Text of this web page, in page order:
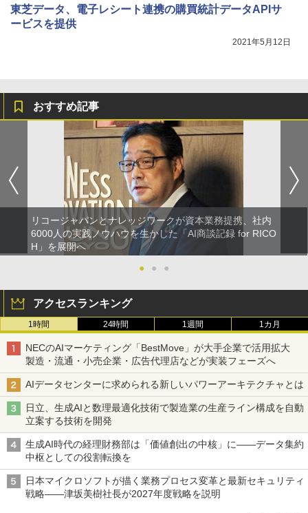
東芝データ、電子レシート連携の購買統計データAPIサ
ービスを提供
2021年5月12日
おすすめ記事
リコージャパンとナレッジワークが資本業務提携、社内
6000人の実践ノウハウを生かした「AI商談記録 for RICO
H」を展開へ
●
● ●
アクセスランキング
1時間 24時間 1週間 1カ月
NECのAIマーケティング「BestMove」が大手企業で活用拡大
製造・流通・小売企業・広告代理店などが実装フェーズへ
AIデータセンターに求められる新しいパワーアーキテクチャとは
日立、生成AIと数理最適化技術で製造業の生産ライン構成を自動
立案する技術を開発
生成AI時代の経理財務部は「価値創出の中核」に――データ集約
中枢としての役割転換を
日本マイクロソフトが描く業務プロセス変革と最新セキュリティ
戦略――津坂美樹社長が2027年度戦略を説明